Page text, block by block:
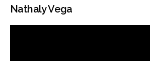
Nathaly Vega